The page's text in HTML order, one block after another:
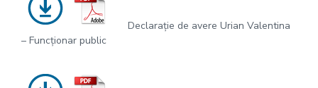
Declarație de avere Urian Valentina
– Funcționar public